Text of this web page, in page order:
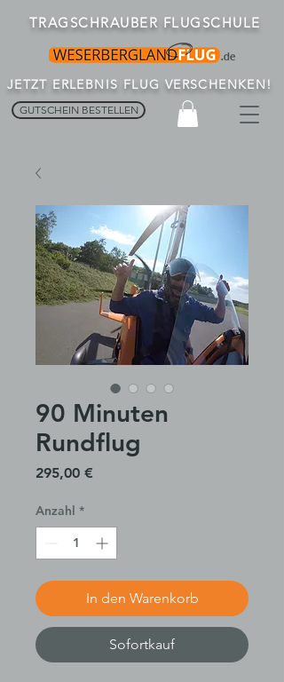
JETZT ERLEBNIS FLUG VERSCHENKEN!
GUTSCHEIN BESTELLEN
TRAGSCHRAUBER FLUGSCHULE
90 Minuten
Rundflug
295,00 €
Anzahl *
In den Warenkorb
Sofortkauf